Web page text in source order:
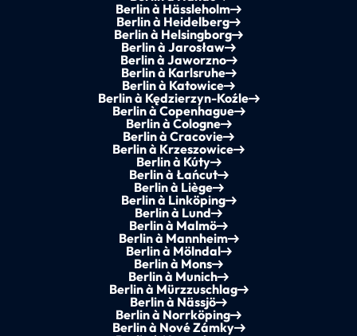
Berlin à Hässleholm
Berlin à Heidelberg
Berlin à Helsingborg
Berlin à Jarosław
Berlin à Jaworzno
Berlin à Karlsruhe
Berlin à Katowice
Berlin à Kędzierzyn-Koźle
Berlin à Copenhague
Berlin à Cologne
Berlin à Cracovie
Berlin à Krzeszowice
Berlin à Kúty
Berlin à Łańcut
Berlin à Liège
Berlin à Linköping
Berlin à Lund
Berlin à Malmö
Berlin à Mannheim
Berlin à Mölndal
Berlin à Mons
Berlin à Munich
Berlin à Mürzzuschlag
Berlin à Nässjö
Berlin à Norrköping
Berlin à Nové Zámky